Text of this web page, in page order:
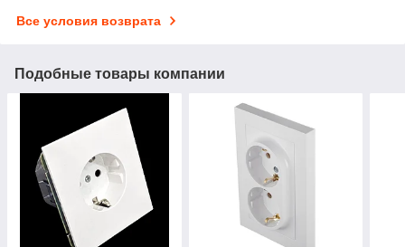
Все условия возврата
Подобные товары компании